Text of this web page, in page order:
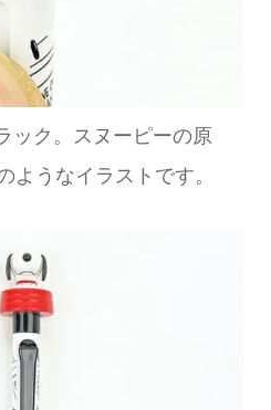
ック。スヌーピーの原
ようなイラストです。